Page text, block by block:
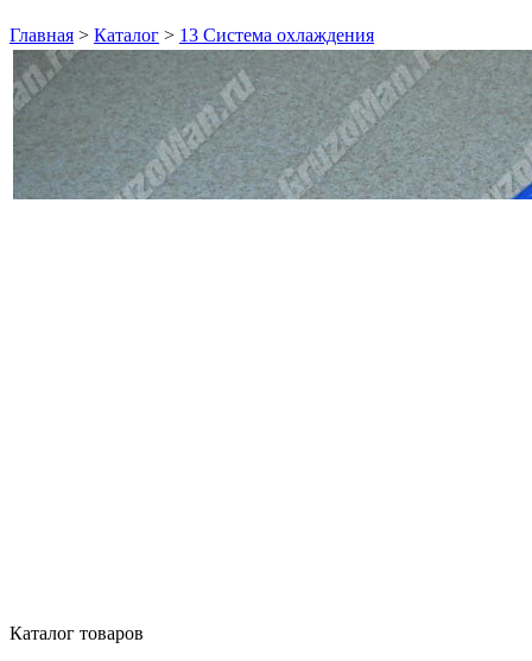
Главная > Каталог > 13 Система охлаждения
Каталог товаров